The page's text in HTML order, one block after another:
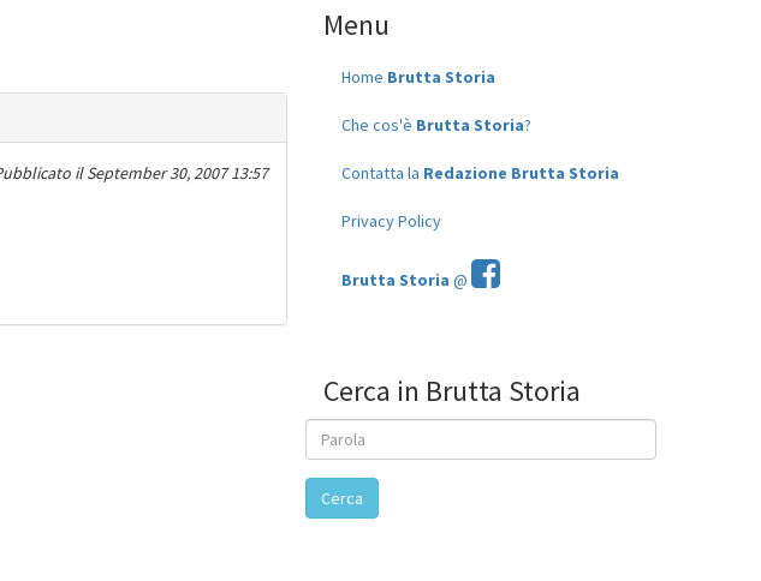
ilSeptember 30, 2007 13:57
Menu
Home Brutta Storia
Che cos'è Brutta Storia?
Contatta la Redazione Brutta Storia
Privacy Policy
Brutta Storia @
Cerca in Brutta Storia
Cerca